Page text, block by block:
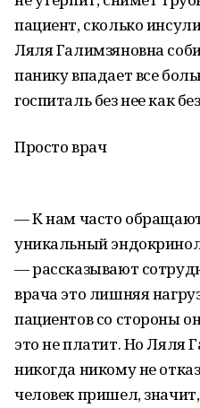
пациент, сколько
Ляля Галимзяновна
панику впадает все
госпиталь без нее как
Просто врач
— К нам часто
уникальный
— рассказывают
врача это лишняя
пациентов со стороны
это не платит. Но Ляля
никогда никому не
человек пришел,